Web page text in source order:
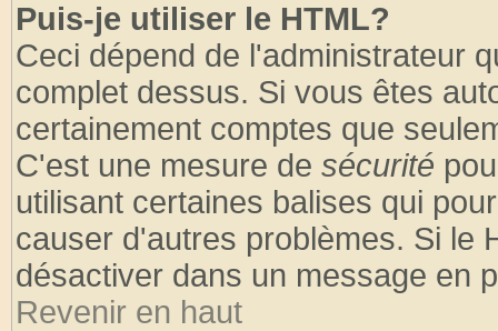
Puis-je utiliser le HTML?
Ceci dépend de l'administrateur
complet dessus. Si vous êtes
certainement comptes que
C'est une mesure de sécurité
utilisant certaines balises qui
causer d'autres problèmes. Si le
désactiver dans un message en
Revenir en haut